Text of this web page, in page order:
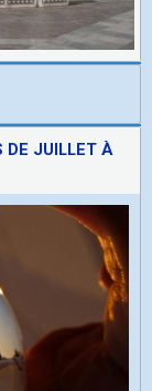
DE JUILLET À